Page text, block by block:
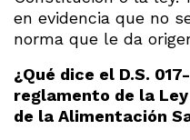
en evidencia que no
norma que le da
¿Qué dice el D.S.
reglamento de la Ley
de la Alimentación